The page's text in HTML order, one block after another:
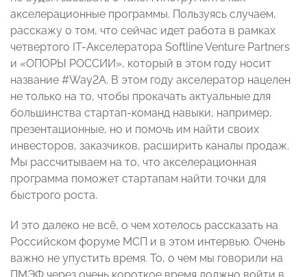
акселерационные программы. Пользуясь случаем,
расскажу о том, что сейчас идет работа в рамках
четвертого IT-Акселератора Softline Venture Partners
и «ОПОРЫ РОССИИ», который в этом году носит
название #Way2A. В этом году акселератор нацелен
не только на то, чтобы прокачать актуальные для
большинства стартап-команд навыки, например,
презентационные, но и помочь им найти своих
инвесторов, заказчиков, расширить каналы продаж.
Мы рассчитываем на то, что акселерационная
программа поможет стартапам найти точки для
быстрого роста.
И это далеко не всё, о чем хотелось рассказать на
Российском форуме МСП и в этом интервью. Очень
важно не упустить время. То, о чем мы говорили на